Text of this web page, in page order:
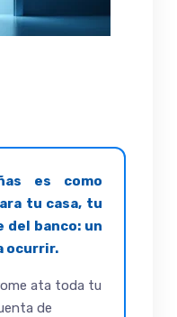
es como
tu casa, tu
del banco: un
ocurrir.
ata toda tu
de